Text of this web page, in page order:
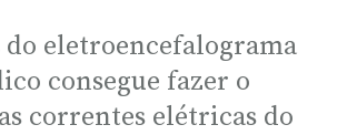
do eletroencefalograma
consegue fazer o
correntes elétricas do